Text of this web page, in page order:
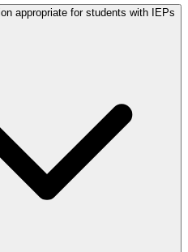
appropriate for students with IEPs?